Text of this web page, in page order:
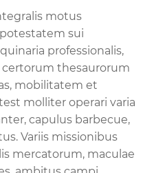
motus
sui
professionalis,
thesaurorum
mobilitatem et
molliter operari varia
capulus barbecue,
Variis missionibus
mercatorum, maculae